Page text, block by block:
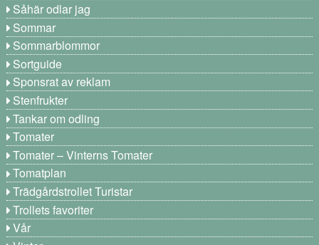
Såhär odlar jag
Sommar
Sommarblommor
Sortguide
Sponsrat av reklam
Stenfrukter
Tankar om odling
Tomater
Tomater – Vinterns Tomater
Tomatplan
Trädgårdstrollet Turistar
Trollets favoriter
Vår